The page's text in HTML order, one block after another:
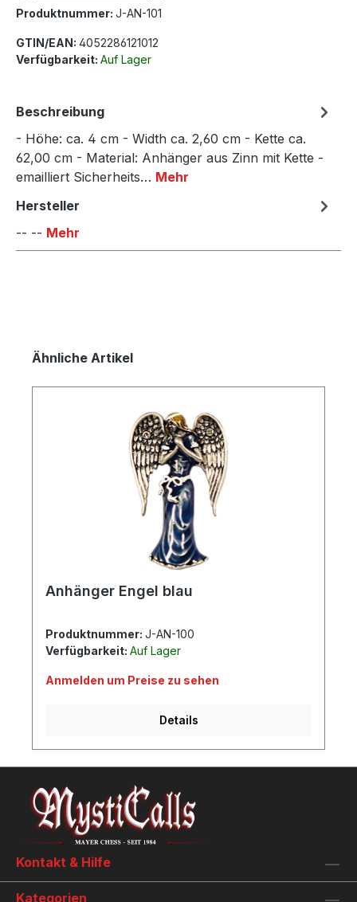
Produktnummer: J-AN-101
GTIN/EAN: 4052286121012
Verfügbarkeit: Auf Lager
Beschreibung
- Höhe: ca. 4 cm - Width ca. 2,60 cm - Kette ca.
62,00 cm - Material: Anhänger aus Zinn mit Kette -
emailliert Sicherheits… Mehr
Hersteller
-- -- Mehr
Produktgalerie überspringen
Ähnliche Artikel
Anhänger Engel blau
Produktnummer: J-AN-100
Verfügbarkeit: Auf Lager
Anmelden um Preise zu sehen
Details
Kontakt & Hilfe
Kategorien